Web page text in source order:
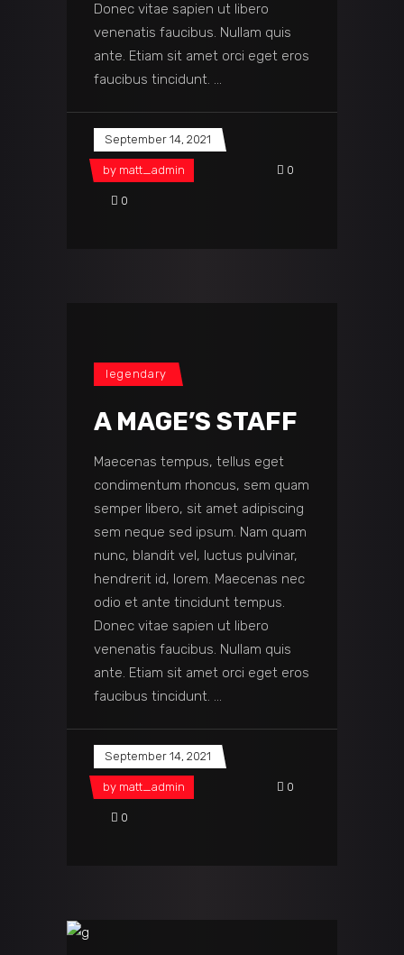
Donec vitae sapien ut libero
venenatis faucibus. Nullam quis
ante. Etiam sit amet orci eget eros
faucibus tincidunt.
September 14, 2021
by matt_admin 0
0
legendary
A MAGE’S STAFF
Maecenas tempus, tellus eget
condimentum rhoncus, sem quam
semper libero, sit amet adipiscing
sem neque sed ipsum. Nam quam
nunc, blandit vel, luctus pulvinar,
hendrerit id, lorem. Maecenas nec
odio et ante tincidunt tempus.
Donec vitae sapien ut libero
venenatis faucibus. Nullam quis
ante. Etiam sit amet orci eget eros
faucibus tincidunt.
September 14, 2021
by matt_admin 0
0